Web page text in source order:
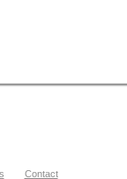
Contact